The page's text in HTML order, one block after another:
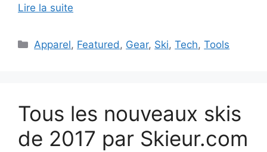
Lire la suite
Catégories
Apparel, Featured, Gear, Ski,Tech,Tools
Tous les nouveaux skis
de 2017 par Skieur.com